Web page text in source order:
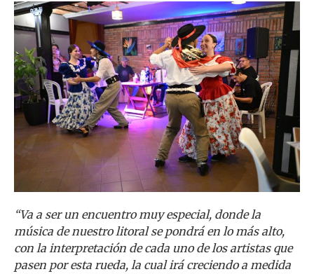
“Va a ser un encuentro muy especial, donde la
música de nuestro litoral se pondrá en lo más alto,
con la interpretación de cada uno de los artistas que
pasen por esta rueda, la cual irá creciendo a medida